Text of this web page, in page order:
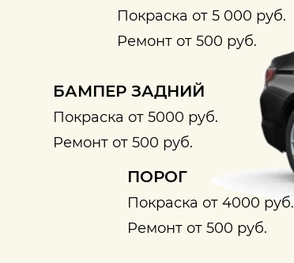
Покраска от 5 000 руб.
Ремонт от 500 руб.
БАМПЕР ЗАДНИЙ
Покраска от 5000 руб.
Ремонт от 500 руб.
ПОРОГ
Покраска от 4000 руб.
Ремонт от 500 руб.